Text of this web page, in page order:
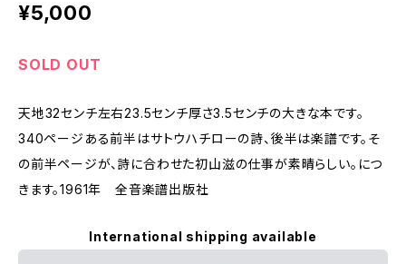
¥5,000
SOLD OUT
天地32センチ左右23.5センチ厚さ3.5センチの大きな本です。
340ページある前半はサトウハチローの詩、後半は楽譜です。そ
の前半ページが、詩に合わせた初山滋の仕事が素晴らしい。につ
きます。1961年 全音楽譜出版社
International shipping available